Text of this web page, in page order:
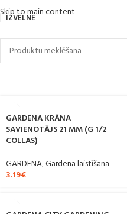
Skip to main content
IZVĒLNE
GARDENA KRĀNA
SAVIENOTĀJS 21 MM (G 1/2
COLLAS)
GARDENA,Gardena laistīšana
3.19€